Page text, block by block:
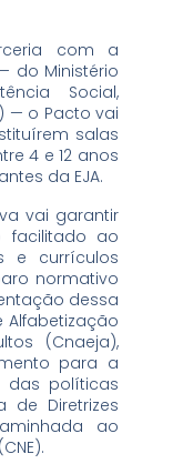
com a
do Ministério
Social,
— o Pacto vai
salas
4 e 12 anos
da EJA.
vai garantir
facilitado ao
e currículos
normativo
dessa
Alfabetização
(Cnaeja),
para a
das políticas
de Diretrizes
ao